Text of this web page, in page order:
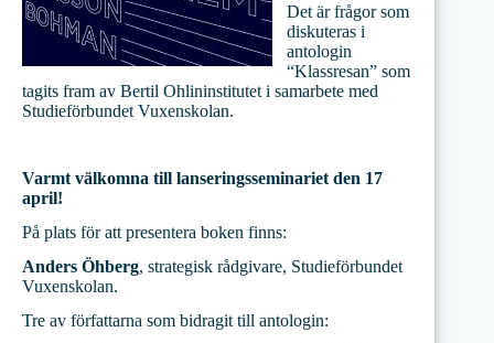
Det är frågor som
diskuteras i
antologin
“Klassresan” som
tagits fram av Bertil Ohlininstitutet i samarbete med
Studieförbundet Vuxenskolan.
Varmt välkomna till lanseringsseminariet den 17
april!
På plats för att presentera boken finns:
Anders Öhberg, strategisk rådgivare, Studieförbundet
Vuxenskolan.
Tre av författarna som bidragit till antologin: